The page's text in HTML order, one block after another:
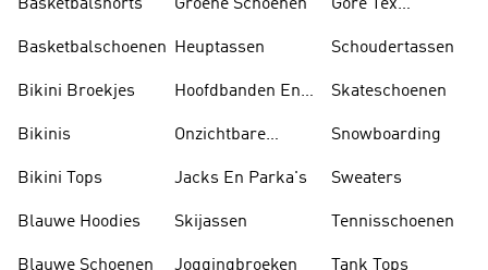
Basketbalshorts
Basketbalschoenen
Bikini Broekjes
Bikinis
Bikini Tops
Blauwe Hoodies
Blauwe Schoenen
Groene Schoenen
Heuptassen
Hoofdbanden En
Onzichtbare
Jacks En Parka's
Skijassen
Joggingbroeken
Gore Tex
Schoudertassen
Skateschoenen
Snowboarding
Sweaters
Tennisschoenen
Tank Tops